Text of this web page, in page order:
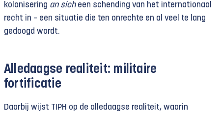
kolonisering an sicheen schending van het internationaal
recht in – een situatie die ten onrechte en al veel te lang
gedoogd wordt.
Alledaagse realiteit: militaire
fortificatie
Daarbij wijst TIPH op de alledaagse realiteit, waarin